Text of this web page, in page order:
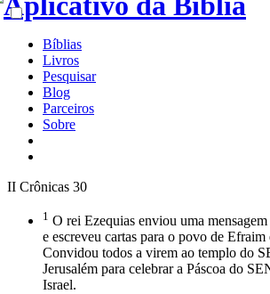
Bíblias
Livros
Pesquisar
Blog
Parceiros
Sobre
II Crônicas 30
1 O rei Ezequias enviou uma
e escreveu cartas para o povo de Efraim
Convidou todos a virem ao templo do
Jerusalém para celebrar a Páscoa do
Israel.